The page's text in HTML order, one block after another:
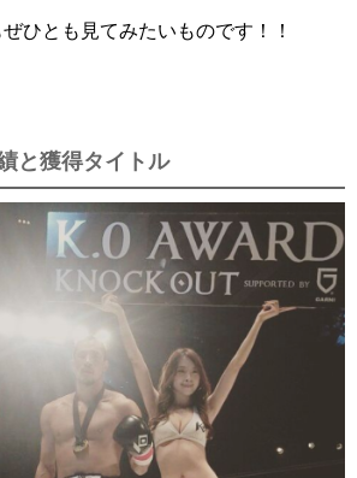
ひとも見てみたいものです！！
と獲得タイトル